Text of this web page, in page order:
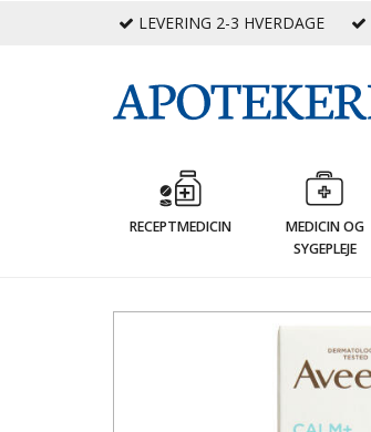
LEVERING 2-3 HVERDAGE
RECEPTMEDICIN
MEDICIN OG
SYGEPLEJE